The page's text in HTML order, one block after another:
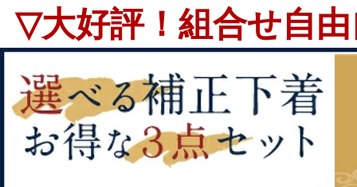
▽大好評！組合せ自